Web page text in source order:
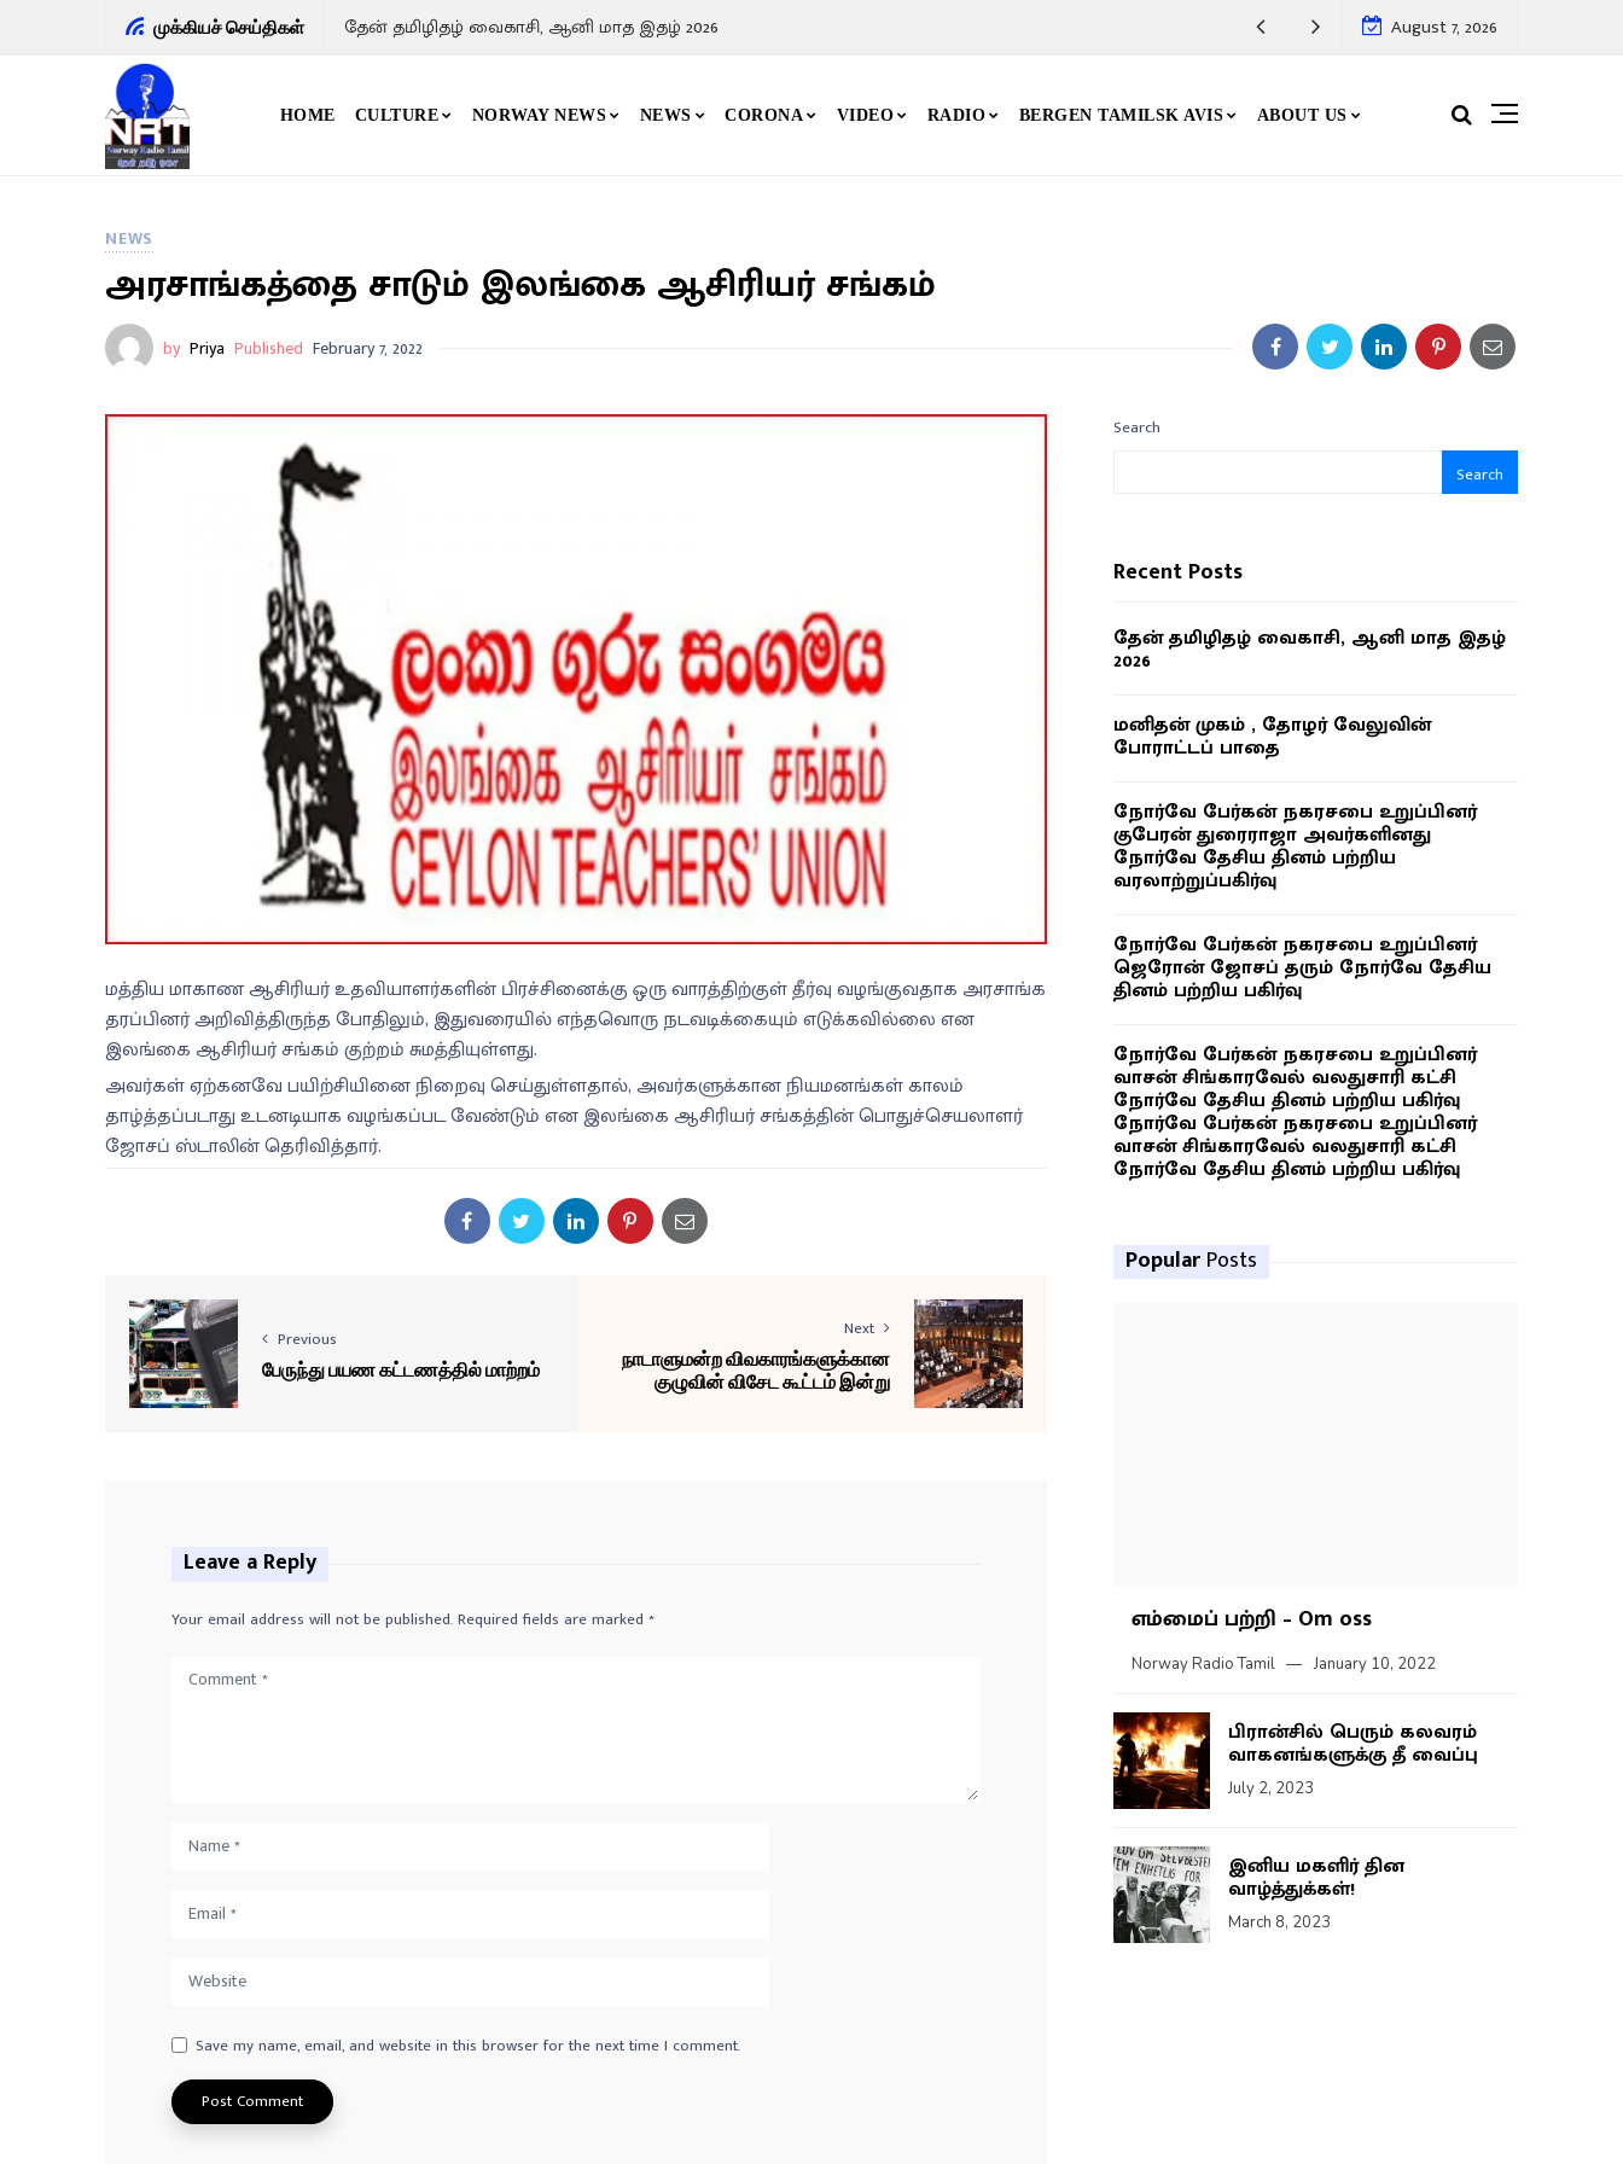
முக்கியச் செய்திகள் தேன் தமிழிதழ் வைகாசி, ஆனி மாத இதழ் 2026 August 7, 2026
HOME CULTURE NORWAY NEWS NEWS CORONA VIDEO RADIO BERGEN TAMILSK AVIS ABOUT US
NEWS
அரசாங்கத்தை சாடும் இலங்கை ஆசிரியர் சங்கம்
by Priya Published February 7, 2022
மத்திய மாகாண ஆசிரியர் உதவியாளர்களின் பிரச்சினைக்கு ஒரு வாரத்திற்குள் தீர்வு வழங்குவதாக அரசாங்க
தரப்பினர் அறிவித்திருந்த போதிலும், இதுவரையில் எந்தவொரு நடவடிக்கையும் எடுக்கவில்லை என
இலங்கை ஆசிரியர் சங்கம் குற்றம் சுமத்தியுள்ளது.
அவர்கள் ஏற்கனவே பயிற்சியினை நிறைவு செய்துள்ளதால், அவர்களுக்கான நியமனங்கள் காலம்
தாழ்த்தப்படாது உடனடியாக வழங்கப்பட வேண்டும் என இலங்கை ஆசிரியர் சங்கத்தின் பொதுச்செயலாளர்
ஜோசப் ஸ்டாலின் தெரிவித்தார்.
Previous
பேருந்து பயண கட்டணத்தில் மாற்றம்
Next
நாடாளுமன்ற விவகாரங்களுக்கான
குழுவின் விசேட கூட்டம் இன்று
Leave a Reply
Your email address will not be published.Required fields are marked *
Save my name, email, and website in this browser for the next time I comment.
Search
Search
Recent Posts
தேன் தமிழிதழ் வைகாசி, ஆனி மாத இதழ்
2026
மனிதன் முகம் , தோழர் வேலுவின்
போராட்டப் பாதை
நோர்வே பேர்கன் நகரசபை உறுப்பினர்
குபேரன் துரைராஜா அவர்களினது
நோர்வே தேசிய தினம் பற்றிய
வரலாற்றுப்பகிர்வு
நோர்வே பேர்கன் நகரசபை உறுப்பினர்
ஜெரோன் ஜோசப் தரும் நோர்வே தேசிய
தினம் பற்றிய பகிர்வு
நோர்வே பேர்கன் நகரசபை உறுப்பினர்
வாசன் சிங்காரவேல் வலதுசாரி கட்சி
நோர்வே தேசிய தினம் பற்றிய பகிர்வு
நோர்வே பேர்கன் நகரசபை உறுப்பினர்
வாசன் சிங்காரவேல் வலதுசாரி கட்சி
நோர்வே தேசிய தினம் பற்றிய பகிர்வு
Popular Posts
எம்மைப் பற்றி – Om oss
Norway Radio Tamil January 10, 2022
பிரான்சில் பெரும் கலவரம்
வாகனங்களுக்கு தீ வைப்பு
July 2, 2023
இனிய மகளிர் தின
வாழ்த்துக்கள்!
March 8, 2023